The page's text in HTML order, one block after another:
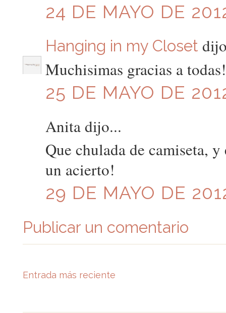
24 DE MAYO DE
Hanging in my Closet
Muchisimas gracias a
25 DE MAYO DE
Anita dijo...
Que chulada de camiseta,
un acierto!
29 DE MAYO DE
Publicar un comentario
Entrada más reciente